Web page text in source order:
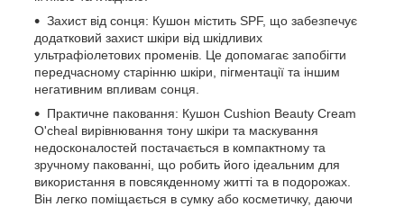
Захист від сонця: Кушон містить SPF, що забезпечує
додатковий захист шкіри від шкідливих
ультрафіолетових променів. Це допомагає запобігти
передчасному старінню шкіри, пігментації та іншим
негативним впливам сонця.
Практичне паковання: Кушон Cushion Beauty Cream
O'cheal вирівнювання тону шкіри та маскування
недосконалостей постачається в компактному та
зручному пакованні, що робить його ідеальним для
використання в повсякденному житті та в подорожах.
Він легко поміщається в сумку або косметичку, даючи